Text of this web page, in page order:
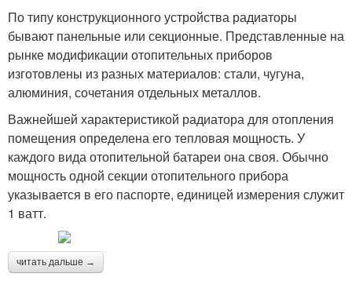
Кронштейны для
радиаторов
Радиатор на стену
Крепление для
стальных радиаторов
Кронштейны на
чугунный радиатор
Водяные радиаторы
По типу конструкционного устройства радиаторы
бывают панельные или секционные. Представленные на
рынке модификации отопительных приборов
изготовлены из разных материалов: стали, чугуна,
алюминия, сочетания отдельных металлов.
Важнейшей характеристикой радиатора для отопления
помещения определена его тепловая мощность. У
каждого вида отопительной батареи она своя. Обычно
мощность одной секции отопительного прибора
указывается в его паспорте, единицей измерения служит
1 ватт.
читать дальше →